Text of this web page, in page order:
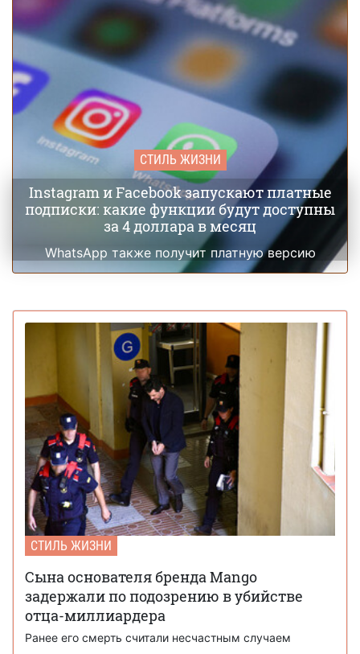
СТИЛЬ ЖИЗНИ
Instagram и Facebook запускают платные
подписки: какие функции будут доступны
за 4 доллара в месяц
WhatsApp также получит платную версию
СТИЛЬ ЖИЗНИ
Сына основателя бренда Mango
задержали по подозрению в убийстве
отца-миллиардера
Ранее его смерть считали несчастным случаем